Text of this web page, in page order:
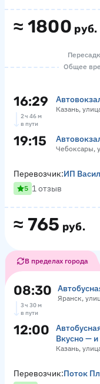
≈ 1800 руб.
Общее
16:29 Казань,
2 ч 46 м
в пути
19:15 Чебоксары,
≈ 765 руб.
Перевозчик:ИП
5 1 отзыв
В пределах города
08:30 Яранск,
3 ч 30 м
в пути
12:00
Вкусно — и
Казань,
Перевозчик:Поток